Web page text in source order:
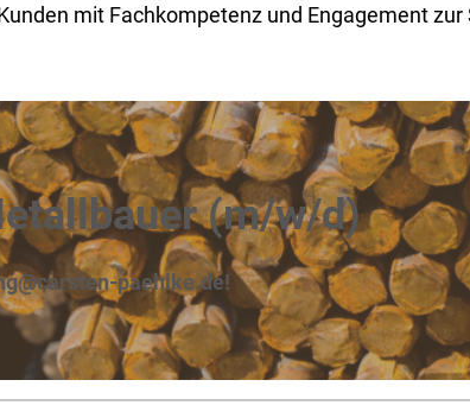
mit Fachkompetenz und Engagement zur
(m/w/d)
paehlke.de!